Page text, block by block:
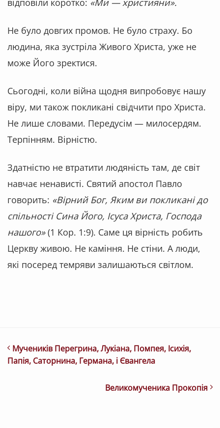
Не було довгих промов. Не було страху. Бо
людина, яка зустріла Живого Христа, уже не
може Його зректися.
Сьогодні, коли війна щодня випробовує нашу
віру, ми також покликані свідчити про Христа.
Не лише словами. Передусім — милосердям.
Терпінням. Вірністю.
Здатністю не втратити людяність там, де світ
навчає ненависті. Святий апостол Павло
говорить: «Вірний Бог, Яким ви покликані до
спільності Сина Його, Ісуса Христа, Господа
нашого»(1 Кор. 1:9). Саме ця вірність робить
Церкву живою. Не каміння. Не стіни. А люди,
які посеред темряви залишаються світлом.
Мучеників Перегрина, Лукіана, Помпея, Ісихія,
Папія, Саторнина, Германа, і Євангела
Великомученика Прокопія